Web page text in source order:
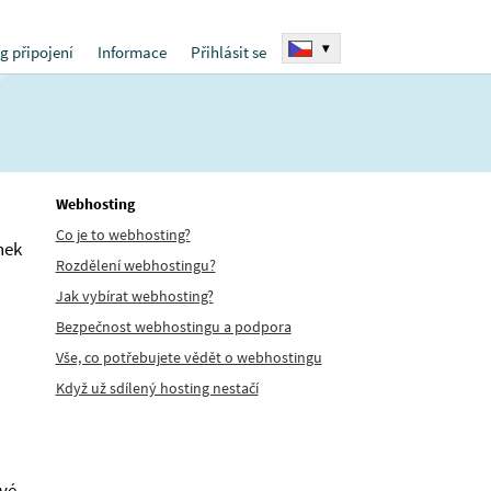
připojení Informace Přihlásit se ▾
Webhosting
Co je to webhosting?
Rozdělení webhostingu?
Jak vybírat webhosting?
Bezpečnost webhostingu a podpora
Vše, co potřebujete vědět o webhostingu
Když už sdílený hosting nestačí